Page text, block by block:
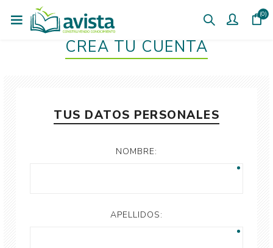
(0)
CREÁ TU CUENTA
TUS DATOS PERSONALES
NOMBRE:
APELLIDOS: